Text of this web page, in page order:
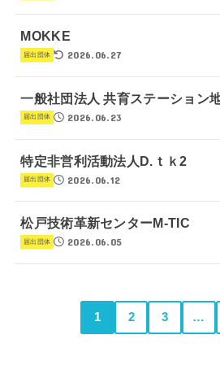
MOKKE
届出団体 2026.06.27
一般社団法人 共育ステーション
届出団体 2026.06.23
特定非営利活動法人D.ｔｋ2
届出団体 2026.06.12
松戸技術革新センターM-TIC
届出団体 2026.06.05
1 2 3 …